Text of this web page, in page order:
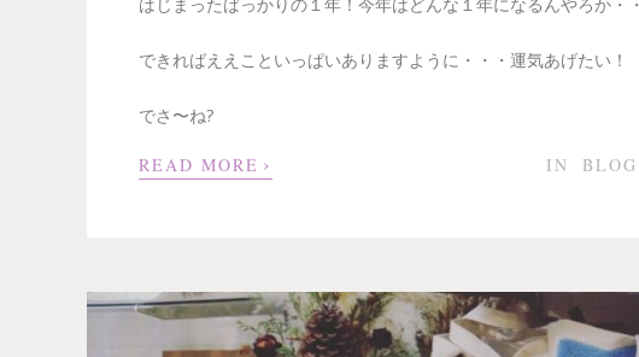
できればええこといっぱいありますように・・・運気あげたい！
でさ〜ね?
READ MORE › IN BLOG